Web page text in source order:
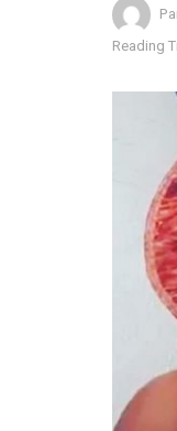
Reading